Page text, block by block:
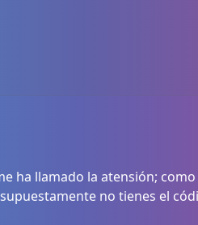
ha llamado la atensión;
no tienes el